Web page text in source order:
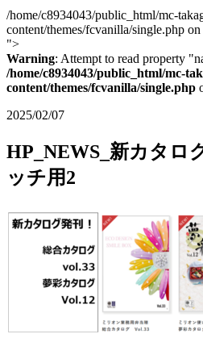
/home/c8934043/public_html/mc-
content/themes/fcvanilla/single.php
">
Warning: Attempt to read property
/home/c8934043/public_html/mc-
content/themes/fcvanilla/single.php
2025/02/07
HP_NEWS_新カタロ
ッチ用2